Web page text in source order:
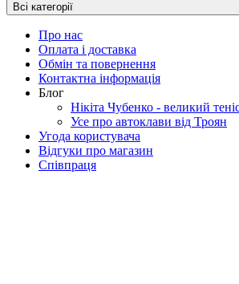
Всі категорії
Про нас
Оплата і доставка
Обмін та повернення
Контактна інформація
Блог
Нікіта Чубенко - великий
Усе про автоклави від Троян
Угода користувача
Відгуки про магазин
Співпраця